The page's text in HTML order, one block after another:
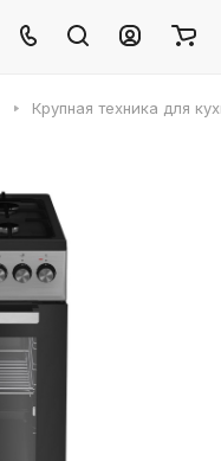
Крупная техника для